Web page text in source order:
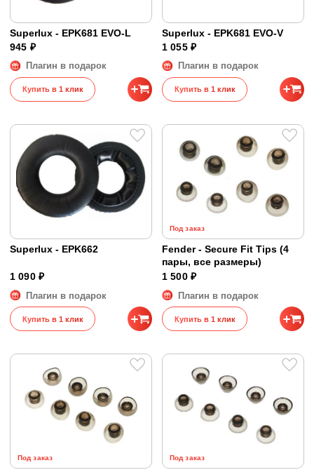
Superlux - EPK681 EVO-L
945 ₽
Плагин в подарок
Купить в 1 клик
Superlux - EPK681 EVO-V
1 055 ₽
Плагин в подарок
Купить в 1 клик
Superlux - EPK662
1 090 ₽
Плагин в подарок
Купить в 1 клик
Под заказ
Fender - Secure Fit Tips (4
пары, все размеры)
1 500 ₽
Плагин в подарок
Купить в 1 клик
Под заказ Под заказ